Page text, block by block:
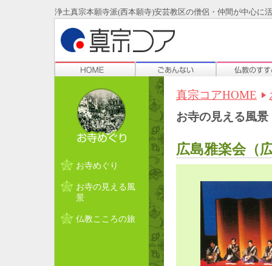
浄土真宗本願寺派(西本願寺)安芸教区の僧侶・仲間が中心に
お寺めぐり
お寺の見える風
景
仏教こころの旅
真宗コアHOME
お寺の見える風景
広島雅楽会（